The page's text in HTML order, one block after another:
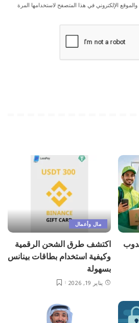
الإلكتروني في هذا المتصفح لاستخدامها المرة
مال وأعمال
اكتشف طرق الشحن الرقمية
وكيفية استخدام بطاقات بينانس
بسهولة
يناير 19, 2026